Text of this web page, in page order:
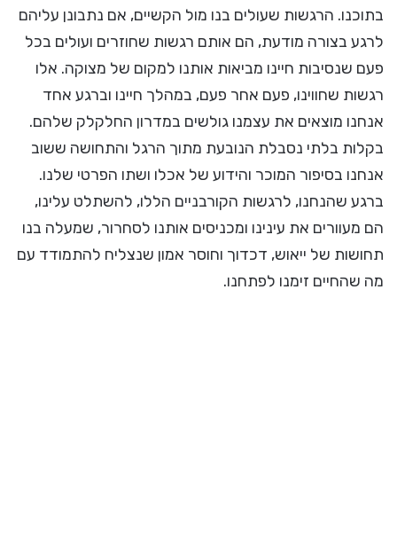
בתוכנו. הרגשות שעולים בנו מול הקשיים, אם נתבונן עליהם
לרגע בצורה מודעת, הם אותם רגשות שחוזרים ועולים בכל
פעם שנסיבות חיינו מביאות אותנו למקום של מצוקה. אלו
רגשות שחווינו, פעם אחר פעם, במהלך חיינו וברגע אחד
אנחנו מוצאים את עצמנו גולשים במדרון החלקלק שלהם.
בקלות בלתי נסבלת הנובעת מתוך הרגל והתחושה ששוב
אנחנו בסיפור המוכר והידוע של אכלו ושתו הפרטי שלנו.
ברגע שהנחנו, לרגשות הקורבניים הללו, להשתלט עלינו,
הם מעוורים את עינינו ומכניסים אותנו לסחרור, שמעלה בנו
תחושות של ייאוש, דכדוך וחוסר אמון שנצליח להתמודד עם
מה שהחיים זימנו לפתחנו.